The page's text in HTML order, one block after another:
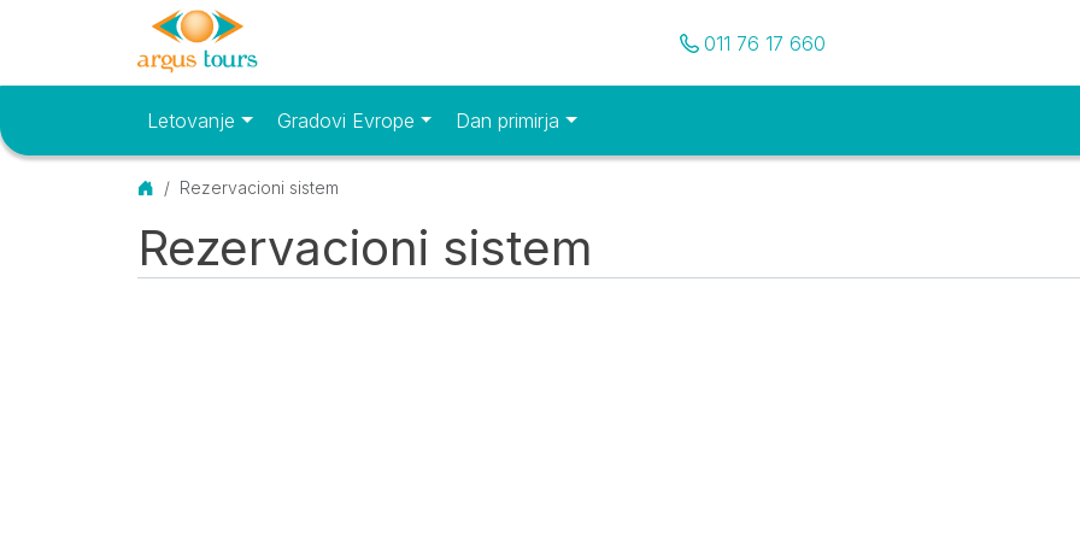
Pozovite nas
011 76 17 660
Osnovni meniLetovanje Gradovi Evrope Dan primirja
Početna
Rezervacioni sistem
Rezervacioni sistem